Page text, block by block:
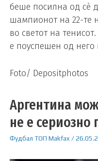
беше посилна од сè
шампионот на 22-те
во светот на
е поуспешен од него
Foto/ Depositphotos
Аргентина
не е сериозно
Фудбал ТОП Makfax /